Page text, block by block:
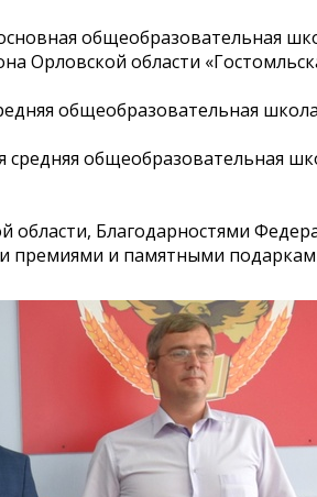
общеобразовательная
области
общеобразовательная
общеобразовательная
области, Благодарностями
премиями и памятными